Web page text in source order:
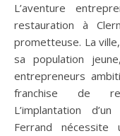
L’aventure entrepreneuriale dans le domaine de la
restauration à
prometteuse. La
sa population
entrepreneurs
franchise de
L’implantation
Ferrand nécessite